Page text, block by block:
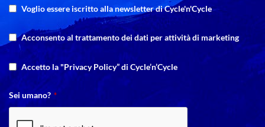
Voglio essere iscritto alla newsletter di Cycle'n'Cycle
Acconsento al trattamento dei dati per attività di marketing
Accetto la "Privacy Policy” di Cycle’n’Cycle
Sei umano? *